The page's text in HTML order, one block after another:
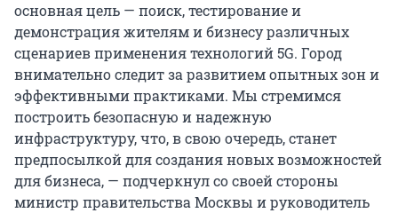
основная цель — поиск, тестирование и
демонстрация жителям и бизнесу различных
сценариев применения технологий 5G. Город
внимательно следит за развитием опытных зон и
эффективными практиками. Мы стремимся
построить безопасную и надежную
инфраструктуру, что, в свою очередь, станет
предпосылкой для создания новых возможностей
для бизнеса, — подчеркнул со своей стороны
министр правительства Москвы и руководитель